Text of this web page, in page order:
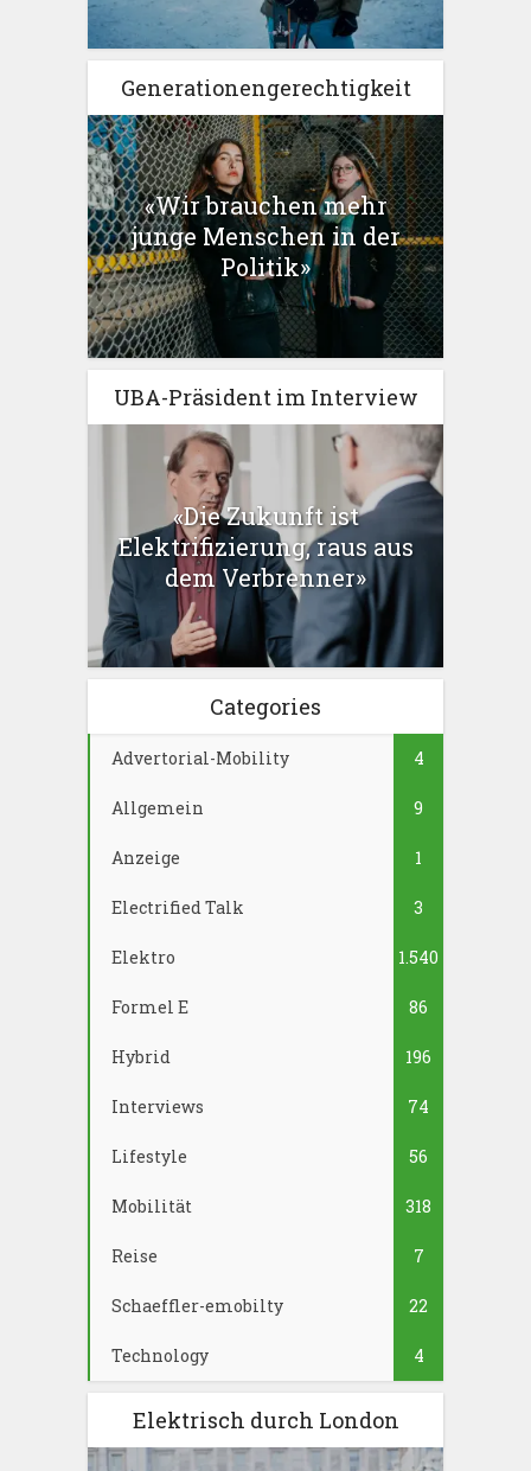
Generationengerechtigkeit
«Wir brauchen mehr
junge Menschen in der
Politik»
UBA-Präsident im Interview
«Die Zukunft ist
Elektrifizierung, raus aus
dem Verbrenner»
Categories
Advertorial-Mobility 4
Allgemein 9
Anzeige 1
Electrified Talk 3
Elektro 1.540
Formel E 86
Hybrid 196
Interviews 74
Lifestyle 56
Mobilität 318
Reise 7
Schaeffler-emobilty 22
Technology 4
Elektrisch durch London